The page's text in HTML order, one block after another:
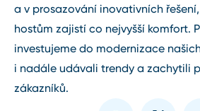
a v prosazování inovativních
hostům zajistí co nejvyšší komfort.
investujeme do modernizace
i nadále udávali trendy a zachytili
zákazníků.